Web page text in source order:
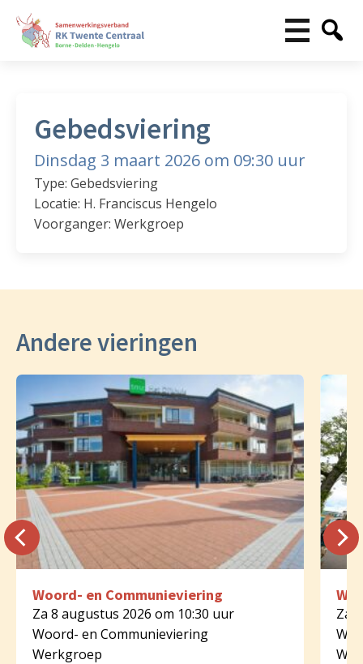
Gebedsviering
Dinsdag 3 maart 2026 om 09:30 uur
Type: Gebedsviering
Locatie: H. Franciscus Hengelo
Voorganger: Werkgroep
Andere vieringen
Woord- en Communieviering
Za 8 augustus 2026 om 10:30 uur
Woord- en Communieviering
Werkgroep
Za